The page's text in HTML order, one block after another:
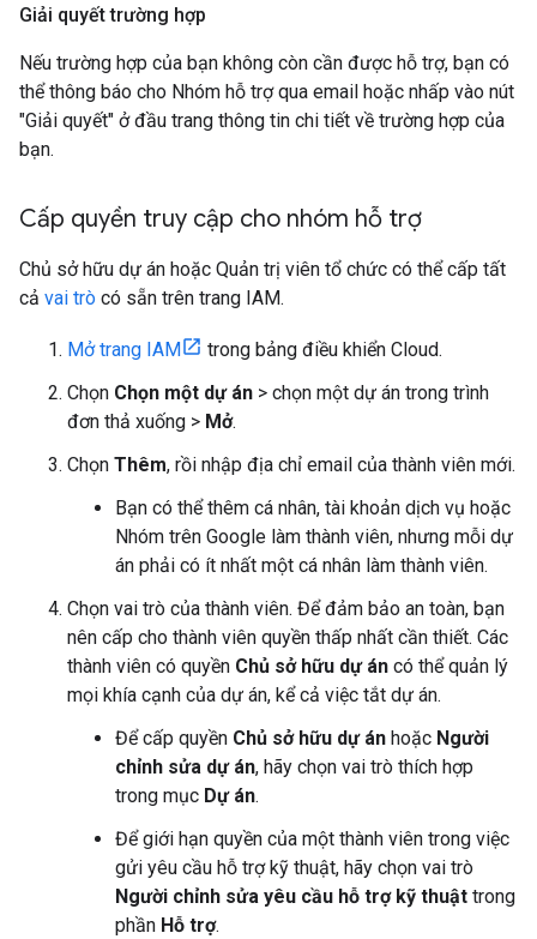
Giải quyết trường hợp
Nếu trường hợp của bạn không còn cần được hỗ trợ, bạn có
thể thông báo cho Nhóm hỗ trợ qua email hoặc nhấp vào nút
"Giải quyết" ở đầu trang thông tin chi tiết về trường hợp của
bạn.
Cấp quyền truy cập cho nhóm hỗ trợ
Chủ sở hữu dự án hoặc Quản trị viên tổ chức có thể cấp tất
cả vai trò có sẵn trên trang IAM.
Mở trang IAM
trong bảng điều khiển Cloud.
Chọn Chọn một dự án > chọn một dự án trong trình
đơn thả xuống > Mở.
Chọn Thêm, rồi nhập địa chỉ email của thành viên mới.
Bạn có thể thêm cá nhân, tài khoản dịch vụ hoặc
Nhóm trên Google làm thành viên, nhưng mỗi dự
án phải có ít nhất một cá nhân làm thành viên.
Chọn vai trò của thành viên. Để đảm bảo an toàn, bạn
nên cấp cho thành viên quyền thấp nhất cần thiết. Các
thành viên có quyền Chủ sở hữu dự án có thể quản lý
mọi khía cạnh của dự án, kể cả việc tắt dự án.
Để cấp quyền Chủ sở hữu dự án hoặc Người
chỉnh sửa dự án, hãy chọn vai trò thích hợp
trong mục Dự án.
Để giới hạn quyền của một thành viên trong việc
gửi yêu cầu hỗ trợ kỹ thuật, hãy chọn vai trò
Người chỉnh sửa yêu cầu hỗ trợ kỹ thuật trong
phần Hỗ trợ.